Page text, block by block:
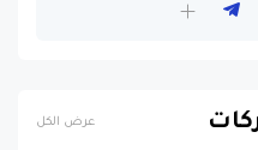
عرض الكل